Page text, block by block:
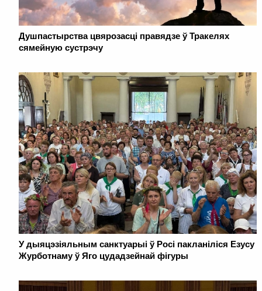
Душпастырства цвярозасці правядзе ў Тракелях
сямейную сустрэчу
У дыяцэзіяльным санктуарыі ў Росі пакланіліся Езусу
Журботнаму ў Яго цудадзейнай фігуры